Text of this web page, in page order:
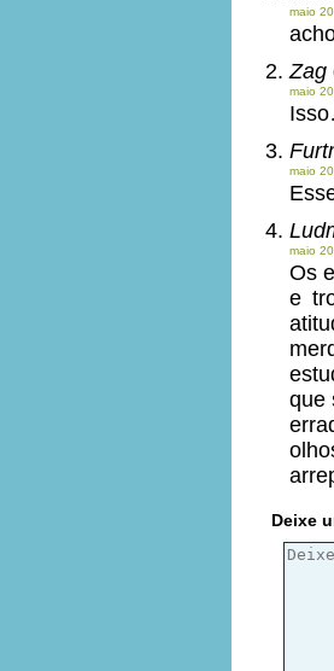
maio
Zag
maio
maio
maio
Os
e
que
Deixe